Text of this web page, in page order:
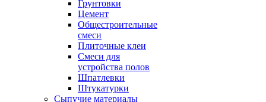
Грунтовки
Цемент
Общестроительные
смеси
Плиточные клеи
Смеси для
устройства полов
Шпатлевки
Штукатурки
Сыпучие материалы